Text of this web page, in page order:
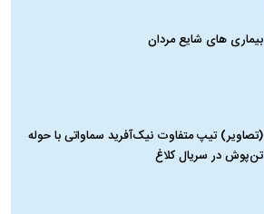
بیماری‌ های شایع مردان
(تصاویر) تیپ متفاوت نیک‌آفرید سماواتی با حوله
تن‌پوش در سریال کلاغ